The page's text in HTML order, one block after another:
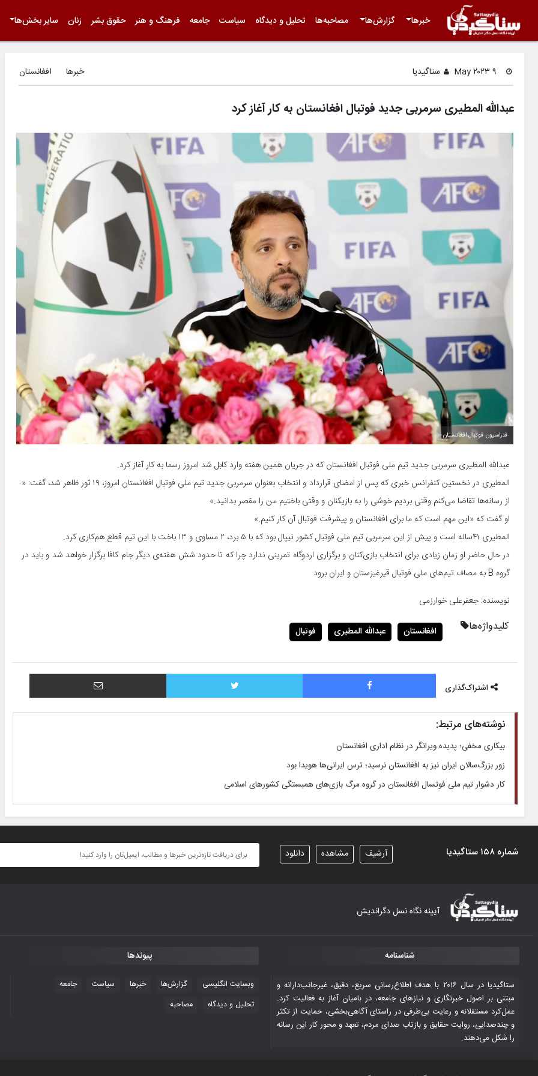
خبرها گزارش‌ها مصاحبه‌ها تحلیل و دیدگاه سیاست جامعه فرهنگ و هنر حقوق بشر زنان سایر بخش‌ها
ستاگیدیا خبرها افغانستان
عبدالله المطیری سرمربی جدید فوتبال افغانستان به کار آغاز کرد
فدراسیون فوتبال افغانستان
عبدالله المطیری سرمربی جدید تیم ملی فوتبال افغانستان که در جریان همین هفته وارد کابل شد امروز رسما به کار آغاز کرد.
المطیری در نخستین کنفرانس خبری که پس از امضای قرارداد و انتخاب بعنوان سرمربی جدید تیم ملی فوتبال افغانستان امروز، ۱۹ ثور ظاهر شد، گفت: «
از رسانه‌ها تقاضا می‌کنم وقتی بردیم خوشی را به بازیکنان و وقتی باختیم من را مقصر بدانید.»
او گفت که «این مهم است که ما برای افغانستان و پیشرفت فوتبال آن کار کنیم.»
المطیری ۴۱ساله است و پیش از این سرمربی تیم ملی فوتبال کشور نیپال بود که با ۵ برد، ۲ مساوی و ۱۳ باخت با این تیم قطع هم‌کاری کرد.
در حال حاضر او زمان زیادی برای انتخاب بازی‌کنان و برگزاری اردوگاه تمرینی ندارد چرا که تا حدود شش هفته‌ی دیگر جام کافا برگزار خواهد شد و باید در
گروه B به مصاف تیم‌های ملی فوتبال قیرغیزستان و ایران برود
نویسنده: جعفرعلی خوارزمی
کلیدواژه‌ها افغانستان عبدالله المطیری فوتبال
اشتراک‌گذاری
فیس بوک توییتر اشتراک با ایمیل
نوشته‌های مرتبط:
بیکاری مخفی؛ پدیده ویرانگر در نظام اداری افغانستان
زور بزرگ‌سالان ایران نیز به افغانستان نرسید؛ ترس ایرانی‌ها هویدا بود
کار دشوار تیم ملی فوتسال افغانستان در گروه مرگ بازی‌های همبستگی کشورهای اسلامی
شماره ۱۵۸ ستاگیدیا دانلود مشاهده آرشیف
آیینه نگاه نسل دگراندیش
شناسنامه
ستاگیدیا در سال ۲۰۱۶ با هدف اطلاع‌رسانی سریع، دقیق، غیرجانب‌دارانه و
مبتنی بر اصول خبرنگاری و نیازهای جامعه، در بامیان آغاز به فعالیت کرد.
عمل‌کرد مستقلانه و رعایت بی‌طرفی در راستای آگاهی‌بخشی، حمایت از تکثر
و چندصدایی، روایت حقایق و بازتاب صدای مردم، تعهد و محور کار این رسانه
را شکل می‌دهند.
پیوندها
وبسایت انگلیسی گزارش‌ها خبرها سیاست
جامعه
تحلیل و دیدگاه
مصاحبه